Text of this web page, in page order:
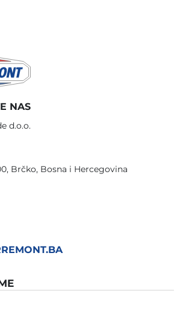
NAS
d.o.o.
Brčko, Bosna i Hercegovina